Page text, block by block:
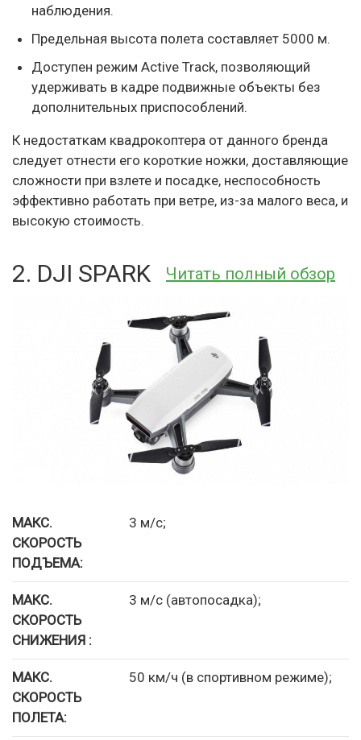
наблюдения.
Предельная высота полета составляет 5000 м.
Доступен режим Active Track, позволяющий
удерживать в кадре подвижные объекты без
дополнительных приспособлений.
К недостаткам квадрокоптера от данного бренда
следует отнести его короткие ножки, доставляющие
сложности при взлете и посадке, неспособность
эффективно работать при ветре, из-за малого веса, и
высокую стоимость.
2. DJI SPARK Читать полный обзор
МАКС.
СКОРОСТЬ
ПОДЪЕМА:
3 м/с;
МАКС.
СКОРОСТЬ
СНИЖЕНИЯ :
3 м/с (автопосадка);
МАКС.
СКОРОСТЬ
ПОЛЕТА:
50 км/ч (в спортивном режиме);